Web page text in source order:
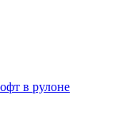
в рулоне